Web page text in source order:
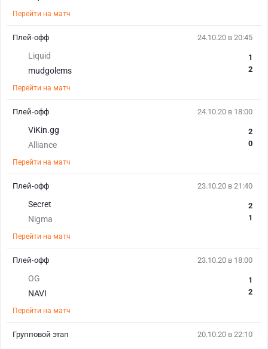
Перейти на матч
24.10.20 в 20:45
Liquid
mudgolems
1
2
Перейти на матч
Плей-офф
24.10.20 в 18:00
ViKin.gg
Alliance
2
0
Перейти на матч
Плей-офф
23.10.20 в 21:40
Secret
Nigma
2
1
Перейти на матч
Плей-офф
23.10.20 в 18:00
OG
NAVI
1
2
Перейти на матч
Плей-офф
20.10.20 в 22:10
Групповой этап